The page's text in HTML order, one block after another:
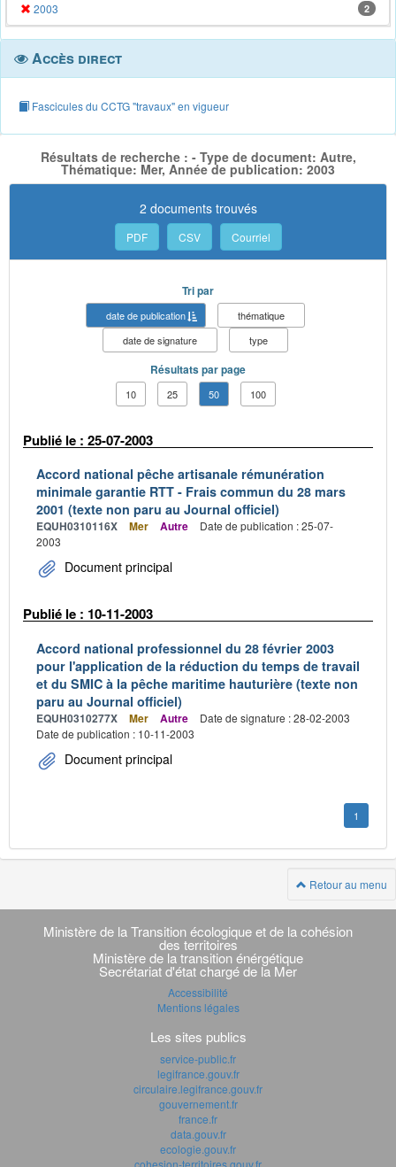
2003 2
Accès direct
Fascicules du CCTG "travaux" en vigueur
Résultats de recherche : - Type de document: Autre,
Thématique: Mer, Année de publication: 2003
2 documents trouvés
PDF CSV Courriel
Tri par
date de publication
thématique
date de signature
type
Résultats par page
10 25 50 100
Publié le : 25-07-2003
Accord national pêche artisanale rémunération
minimale garantie RTT - Frais commun du 28 mars
2001 (texte non paru au Journal officiel)
EQUH0310116X Mer Autre
Date de publication : 25-07-
2003
Document principal
Publié le : 10-11-2003
Accord national professionnel du 28 février 2003
pour l'application de la réduction du temps de travail
et du SMIC à la pêche maritime hauturière (texte non
paru au Journal officiel)
EQUH0310277X Mer Autre
Date de signature : 28-02-2003
Date de publication : 10-11-2003
Document principal
1
Retour au menu
Navigation
transverse
Ministère de la Transition écologique et de la cohésion
des territoires
Ministère de la transition énérgétique
Secrétariat d'état chargé de la Mer
Accessibilité
Mentions légales
Les sites publics
service-public.fr
legifrance.gouv.fr
circulaire.legifrance.gouv.fr
gouvernement.fr
france.fr
data.gouv.fr
ecologie.gouv.fr
cohesion-territoires.gouv.fr